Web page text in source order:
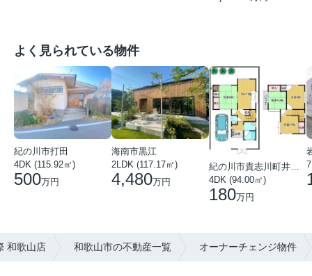
よく見られている物件
紀の川市打田
4DK (115.92㎡)
500万円
海南市黒江
2LDK (117.17㎡)
4,480万円
紀の川市貴志川町井ノ口
4DK (94.00㎡)
180万円
和歌山店 和歌山市の不動産一覧 オーナーチェンジ物件